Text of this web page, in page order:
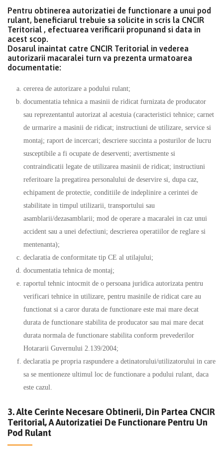
Pentru obtinerea autorizatiei de functionare a unui pod
rulant, beneficiarul trebuie sa solicite in scris la CNCIR
Teritorial , efectuarea verificarii propunand si data in
acest scop.
Dosarul inaintat catre CNCIR Teritorial in vederea
autorizarii macaralei turn va prezenta urmatoarea
documentatie:
cererea de autorizare a podului rulant;
documentatia tehnica a masinii de ridicat furnizata de producator
sau reprezentantul autorizat al acestuia (caracteristici tehnice; carnet
de urmarire a masinii de ridicat; instructiuni de utilizare, service si
montaj; raport de incercari; descriere succinta a posturilor de lucru
susceptibile a fi ocupate de deserventi; avertismente si
contraindicatii legate de utilizarea masinii de ridicat; instructiuni
referitoare la pregatirea personalului de deservire si, dupa caz,
echipament de protectie, conditiile de indeplinire a cerintei de
stabilitate in timpul utilizarii, transportului sau
asamblarii/dezasamblarii; mod de operare a macaralei in caz unui
accident sau a unei defectiuni; descrierea operatiilor de reglare si
mentenanta);
declaratia de conformitate tip CE al utilajului;
documentatia tehnica de montaj;
raportul tehnic intocmit de o persoana juridica autorizata pentru
verificari tehnice in utilizare, pentru masinile de ridicat care au
functionat si a caror durata de functionare este mai mare decat
durata de functionare stabilita de producator sau mai mare decat
durata normala de functionare stabilita conform prevederilor
Hotararii Guvernului 2.139/2004;
declaratia pe propria raspundere a detinatorului/utilizatorului in care
sa se mentioneze ultimul loc de functionare a podului rulant, daca
este cazul.
3. Alte Cerinte Necesare Obtinerii, Din Partea CNCIR
Teritorial, A Autorizatiei De Functionare Pentru Un
Pod Rulant